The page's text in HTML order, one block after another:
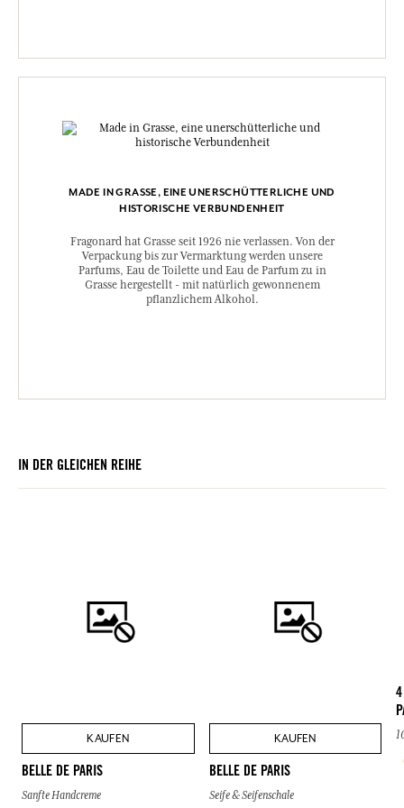
MADE IN GRASSE, EINE UNERSCHÜTTERLICHE UND
HISTORISCHE VERBUNDENHEIT
Fragonard hat Grasse seit 1926 nie verlassen. Von der
Verpackung bis zur Vermarktung werden unsere
Parfums, Eau de Toilette und Eau de Parfum zu in
Grasse hergestellt - mit natürlich gewonnenem
pflanzlichem Alkohol.
IN DER GLEICHEN REIHE
KAUFEN
BELLE DE PARIS
Sanfte Handcreme
KAUFEN
BELLE DE PARIS
Seife & Seifenschale
4